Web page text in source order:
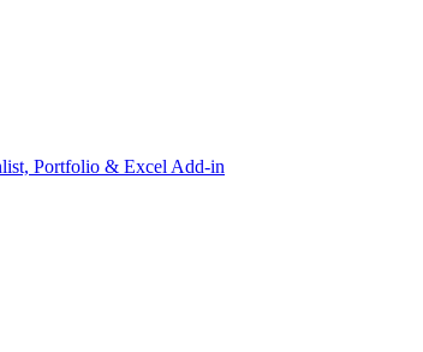
Portfolio & Excel Add-in